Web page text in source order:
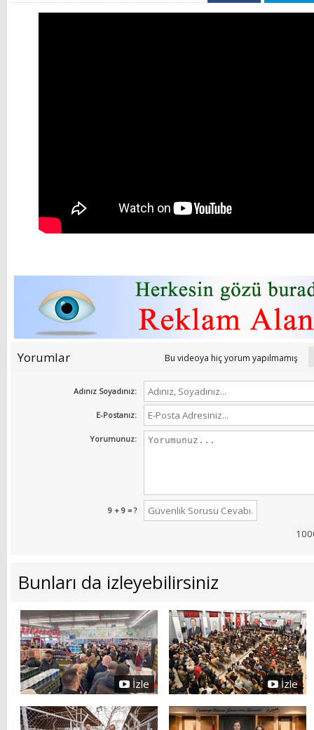
Yorumlar Bu videoya hiç yorum yapılmamış
Adınız Soyadınız:
E-Postanız:
Yorumunuz:
9 + 9 = ?
Bunları da izleyebilirsiniz
İzle İzle